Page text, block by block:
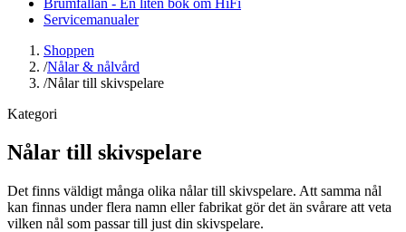
Servicemanualer
Shoppen
/Nålar & nålvård
/Nålar till skivspelare
Kategori
Nålar till skivspelare
Det finns väldigt många olika nålar till skivspelare. Att samma nål
kan finnas under flera namn eller fabrikat gör det än svårare att veta
vilken nål som passar till just din skivspelare.